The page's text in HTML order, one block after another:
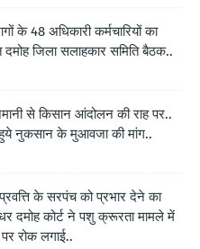
के 48 अधिकारी कर्मचारियों का
जिला सलाहकार समिति बैठक..
से किसान आंदोलन की राह पर..
नुकसान के मुआवजा की मांग..
के सरपंच को प्रभार देने का
दमोह कोर्ट ने पशु क्रूरता मामले में
रोक लगाई..